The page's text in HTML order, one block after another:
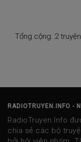
Tổng cộng: 2
RADIOTRUYEN.INFO -
RadioTruyen.Info
chia sẻ các bộ